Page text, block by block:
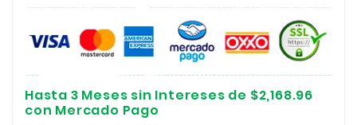
Hasta 3 Meses sin Intereses de $2,168.96
con Mercado Pago